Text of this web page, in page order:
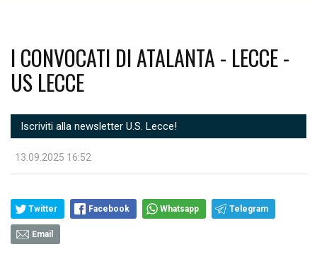
I CONVOCATI DI ATALANTA - LECCE -
US LECCE
Iscriviti alla newsletter U.S. Lecce!
13.09.2025 16:52
Twitter Facebook Whatsapp Telegram
Email